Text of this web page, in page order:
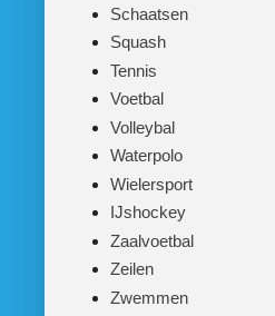
Schaatsen
Squash
Tennis
Voetbal
Volleybal
Waterpolo
Wielersport
IJshockey
Zaalvoetbal
Zeilen
Zwemmen